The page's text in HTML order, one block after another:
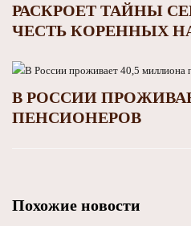
РАСКРОЕТ ТАЙНЫ
ЧЕСТЬ КОРЕННЫХ
В РОССИИ
ПЕНСИОНЕРОВ
Похожие новости